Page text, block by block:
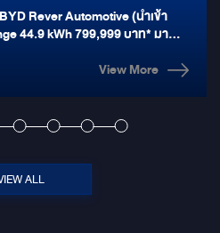
ทำยอดจองวันแรกดีเกินคาดสูงถึง
กภายในปีนี้ เรเวอร์ ออโตโมทีฟ ผู้
นวันแรกที่เปิดรับจอง (1 พ.ย.) รวม
ามวันข้ามคืน ขณะที่ เรเวอร์ ออโต
น Extend Range (หรือ Extended
อเตอร์ไฟฟ้ากำลังสูงสุด 201 แรงม้า
View More
ALL